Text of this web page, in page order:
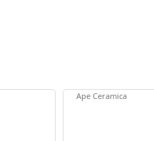
Ape Ceramica